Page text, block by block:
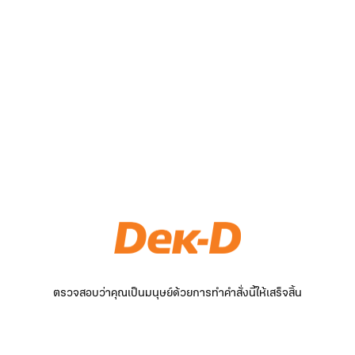
ตรวจสอบว่าคุณเป็นมนุษย์ด้วยการทำคำสั่งนี้ให้เสร็จสิ้น